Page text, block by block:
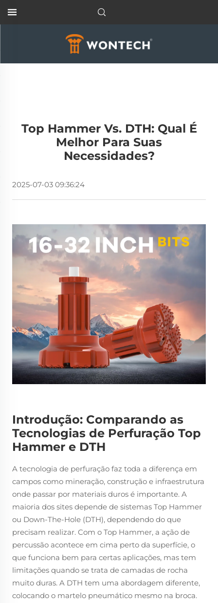
Top Hammer Vs. DTH: Qual É
Melhor Para Suas
Necessidades?
2025-07-03 09:36:24
Introdução: Comparando as
Tecnologias de Perfuração Top
Hammer e DTH
A tecnologia de perfuração faz toda a diferença em
campos como mineração, construção e infraestrutura
onde passar por materiais duros é importante. A
maioria dos sites depende de sistemas Top Hammer
ou Down-The-Hole (DTH), dependendo do que
precisam realizar. Com o Top Hammer, a ação de
percussão acontece em cima perto da superfície, o
que funciona bem para certas aplicações, mas tem
limitações quando se trata de camadas de rocha
muito duras. A DTH tem uma abordagem diferente,
colocando o martelo pneumático mesmo na broca.